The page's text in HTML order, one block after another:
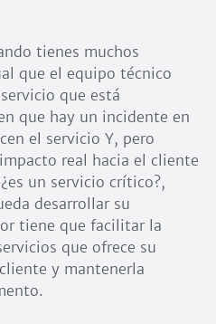
tienes muchos
que el equipo técnico
que está
que hay un incidente en
el servicio Y, pero
real hacia el cliente
un servicio crítico?,
desarrollar su
tiene que facilitar la
que ofrece su
y mantenerla